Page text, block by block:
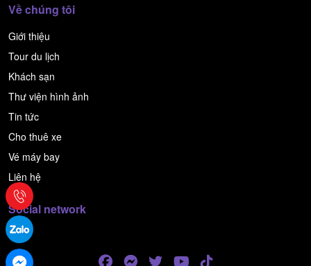
Về chúng tôi
Giới thiệu
Tour du lịch
Khách sạn
Thư viện hình ảnh
Tin tức
Cho thuê xe
Vé máy bay
Liên hệ
Social network